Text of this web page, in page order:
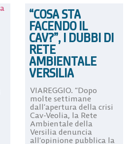
“COSA STA
FACENDO IL
CAV?”, I DUBBI DI
RETE
AMBIENTALE
VERSILIA
VIAREGGIO. “Dopo
molte settimane
dall’apertura della crisi
Cav-Veolia, la Rete
Ambientale della
Versilia denuncia
all’opinione pubblica la